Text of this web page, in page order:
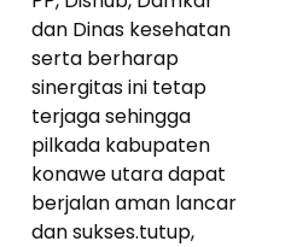
dan Dinas kesehatan
serta berharap
sinergitas ini tetap
terjaga sehingga
pilkada kabupaten
konawe utara dapat
berjalan aman lancar
dan sukses.tutup,